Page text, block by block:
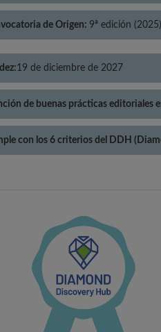
de Origen: 9ª edición (2025)
19 de diciembre de 2027
de buenas prácticas editoriales
con los 6 criterios del DDH